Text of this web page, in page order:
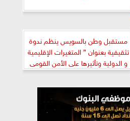
مستقبل وطن بالسويس ينظم ندوة
تثقيفية بعنوان ” المتغيرات الإقليمية
و الدولية وتأثيرها على الأمن القومى
المصرى